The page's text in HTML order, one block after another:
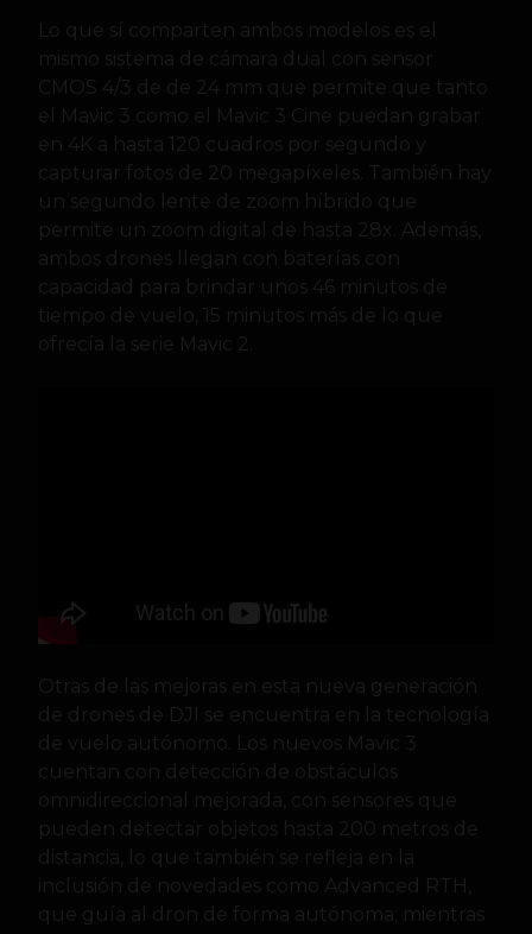
Lo que sí comparten ambos modelos es el
mismo sistema de cámara dual con sensor
CMOS 4/3 de de 24 mm que permite que tanto
el Mavic 3 como el Mavic 3 Cine puedan grabar
en 4K a hasta 120 cuadros por segundo y
capturar fotos de 20 megapíxeles. También hay
un segundo lente de zoom híbrido que
permite un zoom digital de hasta 28x. Además,
ambos drones llegan con baterías con
capacidad para brindar unos 46 minutos de
tiempo de vuelo, 15 minutos más de lo que
ofrecía la serie Mavic 2.
Otras de las mejoras en esta nueva generación
de drones de DJI se encuentra en la tecnología
de vuelo autónomo. Los nuevos Mavic 3
cuentan con detección de obstáculos
omnidireccional mejorada, con sensores que
pueden detectar objetos hasta 200 metros de
distancia, lo que también se refleja en la
inclusión de novedades como Advanced RTH,
que guía al dron de forma autónoma; mientras